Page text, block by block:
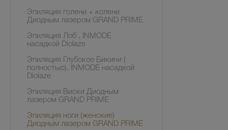
Эпиляция голени + колени
Диодным лазером GRAND PRIME
Эпиляция Лоб , INMODE
насадкой Diolaze
Эпиляция Глубокое Бикини (
полностью), INMODE насадкой
Diolaze
Эпиляция Виски Диодным
лазером GRAND PRIME
Эпиляция ноги (женские)
Диодным лазером GRAND PRIME